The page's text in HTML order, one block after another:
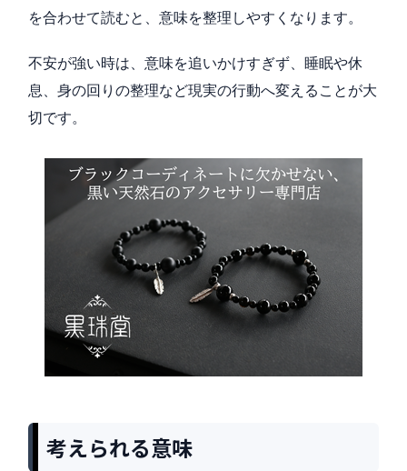
を合わせて読むと、意味を整理しやすくなります。
不安が強い時は、意味を追いかけすぎず、睡眠や休
息、身の回りの整理など現実の行動へ変えることが大
切です。
考えられる意味